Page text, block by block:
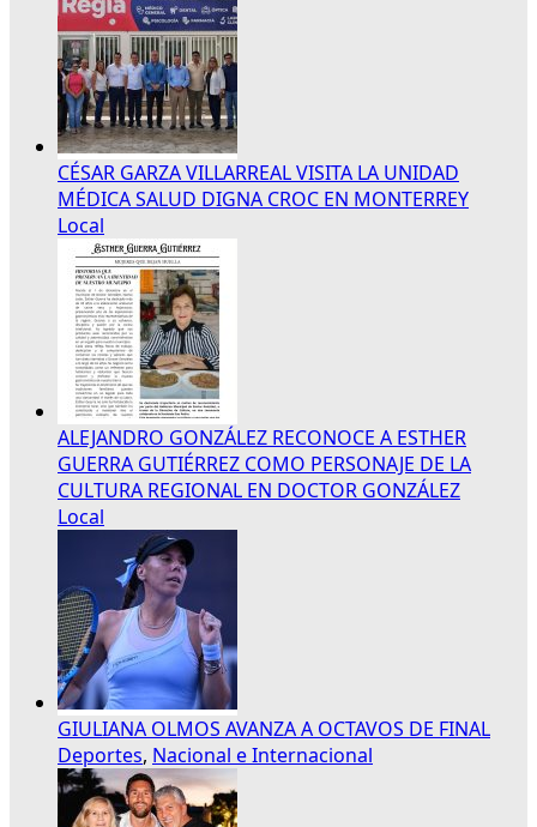
CÉSAR GARZA VILLARREAL VISITA LA UNIDAD
MÉDICA SALUD DIGNA CROC EN MONTERREY
Local
ALEJANDRO GONZÁLEZ RECONOCE A ESTHER
GUERRA GUTIÉRREZ COMO PERSONAJE DE LA
CULTURA REGIONAL EN DOCTOR GONZÁLEZ
Local
GIULIANA OLMOS AVANZA A OCTAVOS DE FINAL
Deportes, Nacional e Internacional